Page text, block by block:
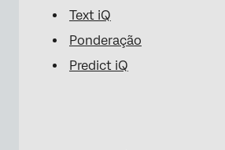
Text iQ
Ponderação
Predict iQ